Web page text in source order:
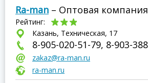
Ra-man – Оптовая компания
Рейтинг:
Казань, Техническая, 17
8-905-020-51-79, 8-903-
zakaz@ra-man.ru
ra-man.ru